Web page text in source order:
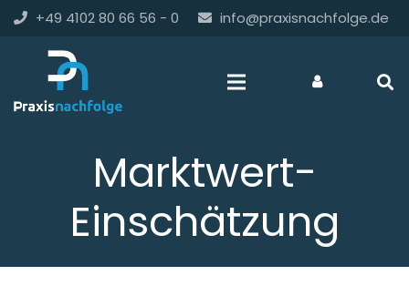
+49 4102 80 66 56 - 0 info@praxisnachfolge.de
Marktwert-
Einschätzung